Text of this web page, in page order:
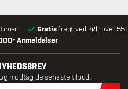
Anmeldelser
Gratisfragt ved køb over
modtag de seneste tilbud.